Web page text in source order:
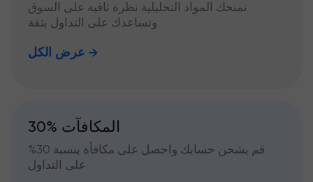
تمنحك المواد التحليلية نظرة ثاقبة على السوق
وتساعدك على التداول بثقة
عرض الكل
30% المكافآت
قم بشحن حسابك واحصل على مكافأة بنسبة 30%
على التداول